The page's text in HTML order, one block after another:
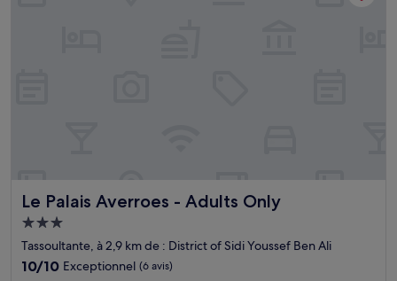
Le Palais Averroes - Adults Only
Le Palais Averroes - Adults Only
Hébergement
3.0 étoiles
Tassoultante, à 2,9 km de : District of Sidi Youssef Ben Ali
10.0
10/10 Exceptionnel (6 avis)